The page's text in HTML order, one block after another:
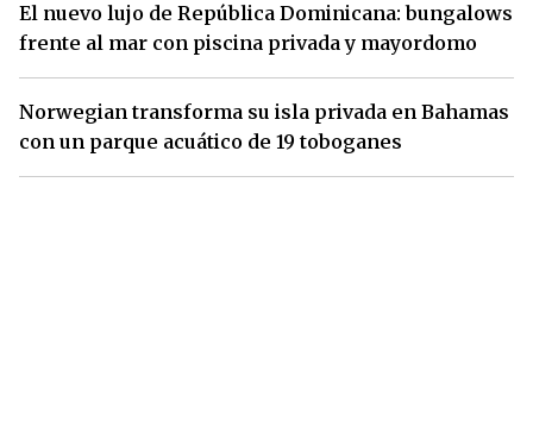
El nuevo lujo de República Dominicana: bungalows
frente al mar con piscina privada y mayordomo
Norwegian transforma su isla privada en Bahamas
con un parque acuático de 19 toboganes